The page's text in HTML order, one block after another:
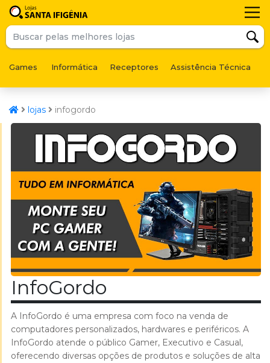
Games Informática Receptores Assistência Técnica
lojas infogordo
InfoGordo
A InfoGordo é uma empresa com foco na venda de
computadores personalizados, hardwares e periféricos. A
InfoGordo atende o público Gamer, Executivo e Casual,
oferecendo diversas opções de produtos e soluções de alta